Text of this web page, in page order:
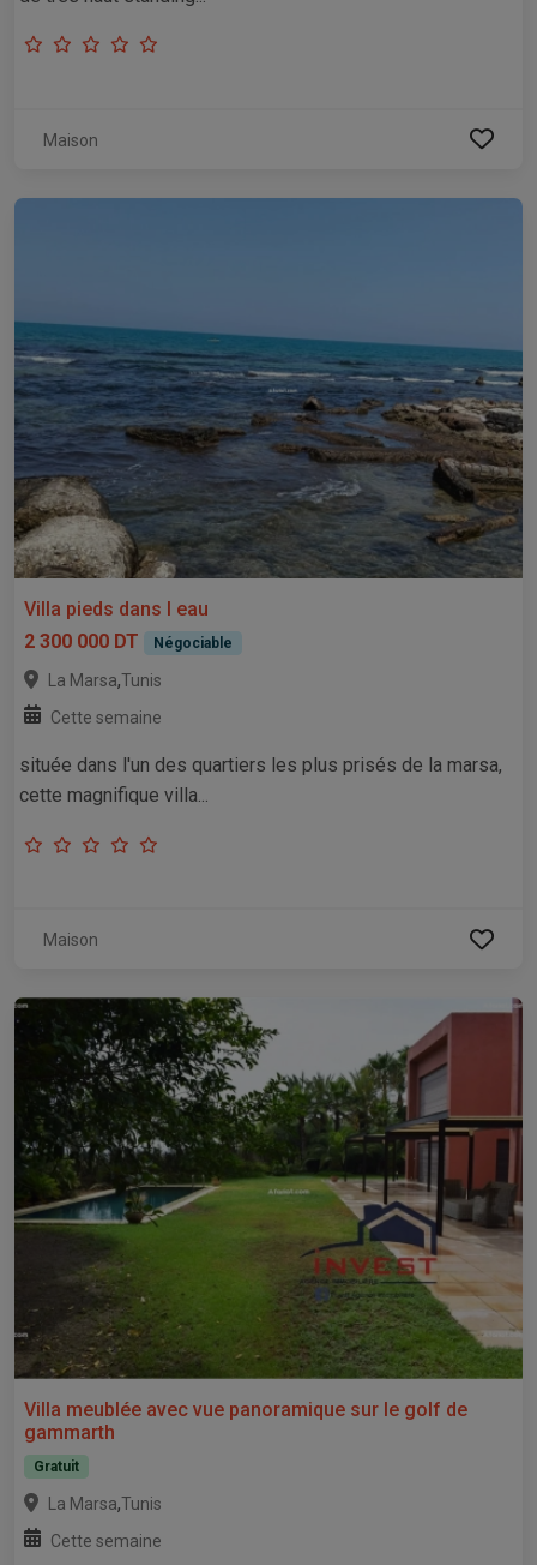
Maison
Villa pieds dans l eau
2 300 000 DT
Négociable
La Marsa,Tunis
Cette semaine
située dans l'un des quartiers les plus prisés de la marsa,
cette magnifique villa...
Maison
Villa meublée avec vue panoramique sur le golf de
gammarth
Gratuit
La Marsa,Tunis
Cette semaine